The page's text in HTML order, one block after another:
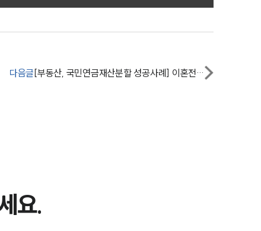
이혼 양육비계산기
구성원 소개
다음글 [부동산, 국민연금재산분할 성공사례] 이혼전문로펌 법무법인 대륜, 추가 재산 적극 입증
요.